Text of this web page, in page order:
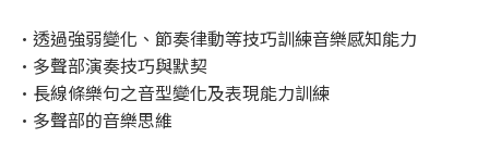
•透過強弱變化、節奏律動等技巧訓練音樂感知能力
•多聲部演奏技巧與默契
•長線條樂句之音型變化及表現能力訓練
•多聲部的音樂思維